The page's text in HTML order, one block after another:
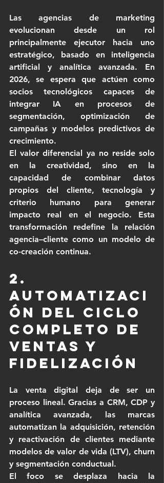
Las agencias de marketing
evolucionan desde un rol
principalmente ejecutor hacia uno
estratégico, basado en inteligencia
artificial y analítica avanzada. En
2026, se espera que actúen como
socios tecnológicos capaces de
integrar IA en procesos de
segmentación, optimización de
campañas y modelos predictivos de
crecimiento.
El valor diferencial ya no reside solo
en la creatividad, sino en la
capacidad de combinar datos
propios del cliente, tecnología y
criterio humano para generar
impacto real en el negocio. Esta
transformación redefine la relación
agencia–cliente como un modelo de
co-creación continua.
2.
Automatizaci
ón del ciclo
completo de
ventas y
fidelización
La venta digital deja de ser un
proceso lineal. Gracias a CRM, CDP y
analítica avanzada, las marcas
automatizan la adquisición, retención
y reactivación de clientes mediante
modelos de valor de vida (LTV), churn
y segmentación conductual.
El foco se desplaza hacia la